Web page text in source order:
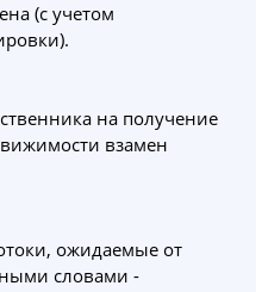
(с учетом
на получение
взамен
ожидаемые от
словами -